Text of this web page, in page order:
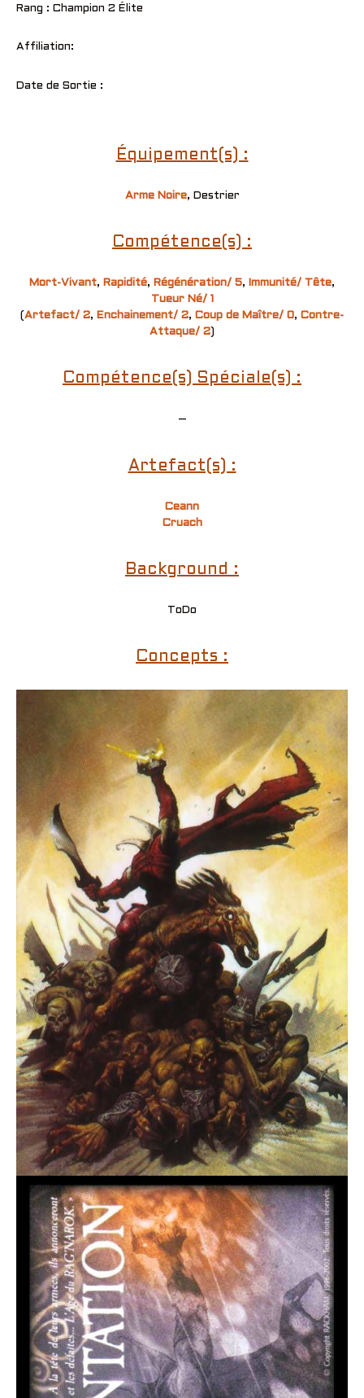
Rang : Champion 2 Élite
Affiliation:
Date de Sortie :
Équipement(s) :
Arme Noire, Destrier
Compétence(s) :
Mort-Vivant, Rapidité, Régénération/ 5, Immunité/ Tête,
Tueur Né/ 1
(Artefact/ 2, Enchainement/ 2, Coup de Maître/ 0, Contre-
Attaque/ 2)
Compétence(s) Spéciale(s) :
–
Artefact(s) :
Ceann
Cruach
Background :
ToDo
Concepts :